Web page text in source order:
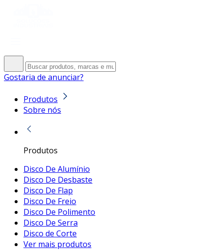
Gostaria de anunciar?
Produtos
Sobre nós
Produtos
Disco De Alumínio
Disco De Desbaste
Disco De Flap
Disco De Freio
Disco De Polimento
Disco De Serra
Disco de Corte
Ver mais produtos